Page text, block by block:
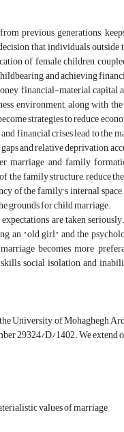
previous generations,
that individuals
of female children,
and achieving
financial-material
environment, along with
strategies to reduce
financial crises lead to
and relative deprivation,
marriage and family
family structure, reduce
of the family's internal
grounds for child marriage.
are taken
an "old girl" and the
becomes more
social isolation, and
University of
29324/D/1402. We extend
values of marriage